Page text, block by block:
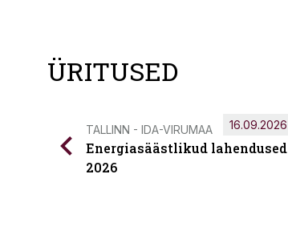
ÜRITUSED
TALLINN - IDA-VIRUMAA
Energiasäästlikud lahendused
2026
16.09.2026